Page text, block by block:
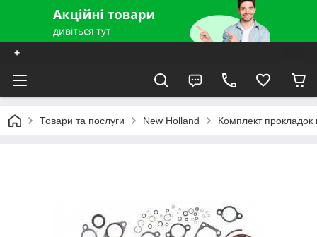
+
Товари та послуги New Holland Комплект